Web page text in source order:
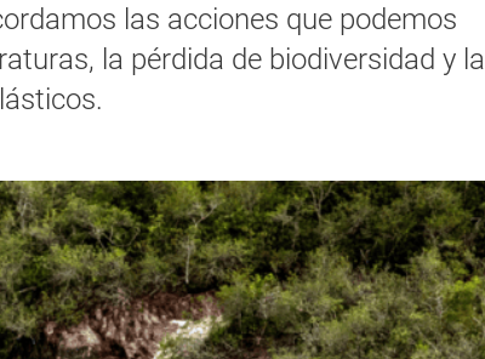
las acciones que podemos
la pérdida de biodiversidad y la